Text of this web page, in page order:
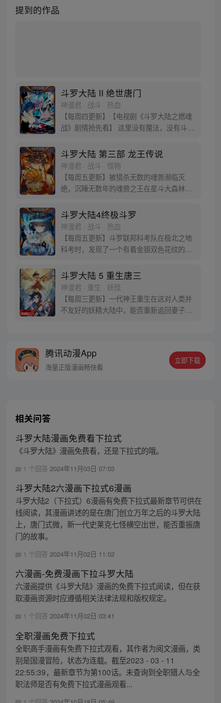
提到的作品
斗罗大陆 II 绝世唐门
神漫君 · 战斗 · 热血
【每周四更新】【电视剧《斗罗大陆之燃魂
战》剧情抢先看】 这里没有魔法，没有斗
后的斗罗大陆上，唐门式微，一代天骄霍雨
浩横空出世，一切的神奇都将一一展现。 唐
门暗器能否重振雄风，唐门能否重现辉煌，
一切尽绝世唐门！
斗罗大陆 第三部 龙王传说
神漫君 · 战斗 · 怪物
【每周五更新】被猎杀无数的魂兽濒临灭
绝，沉睡无数年的魂兽之王在星斗大森林最
魂”遇上执着而顽强的少年唐舞麟，万众瞩目
的武魂传奇将再次被书写。我们不期待奇
迹，但要给奇迹一个机会。
斗罗大陆4终极斗罗
神漫君 · 战斗 · 热血
【每周五更新】斗罗联邦科考队在极北之地
科考时，发现了一个有着金银双色花纹的
于是赶忙将其带回研究所进行孵化。蛋孵化
出来了，可孵出来的是一个婴儿，一个和人
类一模一样的孩子；与此同时，联邦研究所
正在解冻一名银色长发女子，而一名蓝发青
斗罗大陆 5 重生唐三
神漫君 · 重生 · 妖怪
【每周三更新】一代神王重生在这对人类并
不友好的妖精大陆中，能否重新追回妻子。
腾讯动漫App
海量正版漫画畅快看
立即下载
相关问答
斗罗大陆漫画免费看下拉式
《斗罗大陆》漫画免费看，还是下拉式的哦。
1 个回答 2024年11月03日 07:03
斗罗大陆2六漫画下拉式6漫画
斗罗大陆2（下拉式）6漫画有免费下拉式最新章节可供在
线阅读，其漫画讲述的是在唐门创立万年之后的斗罗大陆
上，唐门式微，新一代史莱克七怪横空出世，能否重振唐
门的故事。
1 个回答 2024年11月02日 11:02
六漫画-免费漫画下拉斗罗大陆
六漫画提供《斗罗大陆》漫画的免费下拉式阅读，但在获
取漫画资源时应遵循相关法律法规和版权规定。
1 个回答 2024年11月02日 03:41
全职漫画免费下拉式
全职高手漫画有免费下拉式观看，其作者为阅文漫画，类
别是国漫冒险，状态为连载。截至2023 - 03 - 11
22:55:39，最新章节为第100话。未查询到全职猎人与全
职法师是否有免费下拉式漫画观看...